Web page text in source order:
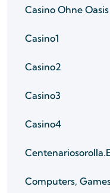
Casino Ohne Oasis
Casino1
Casino2
Casino3
Casino4
Computers,